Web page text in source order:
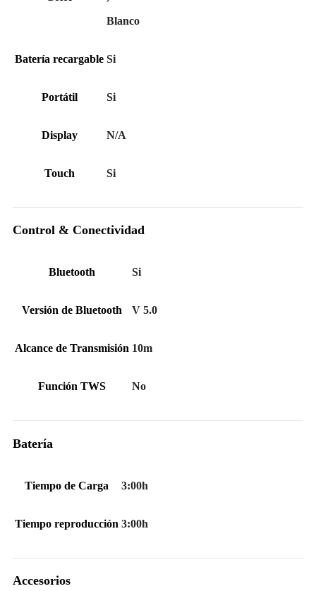
Blanco
Batería recargable Si
Portátil Si
Display N/A
Touch Si
Control & Conectividad
Bluetooth Si
Versión de Bluetooth V 5.0
Alcance de Transmisión 10m
Función TWS No
Batería
Tiempo de Carga 3:00h
Tiempo reproducción 3:00h
Accesorios